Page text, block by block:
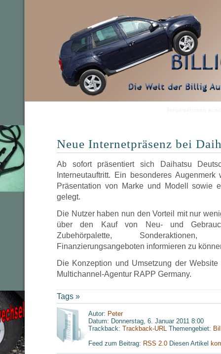
Neue Internetpräsenz bei
Ab sofort präsentiert sich Daihatsu
Interneutauftritt. Ein besonderes
Präsentation von Marke und Modell sowie
gelegt.
Die Nutzer haben nun den Vorteil mit nur
über den Kauf von Neu- und
Zubehörpalette,
Finanzierungsangeboten informieren zu
Die Konzeption und Umsetzung der
Multichannel-Agentur RAPP Germany.
Tags »
Autor: Peter
Datum: Donnerstag, 6. Januar 2011 8:00
Trackback: Trackback-URL Themengebiet:
Feed zum Beitrag: RSS 2.0 Diesen Artikel